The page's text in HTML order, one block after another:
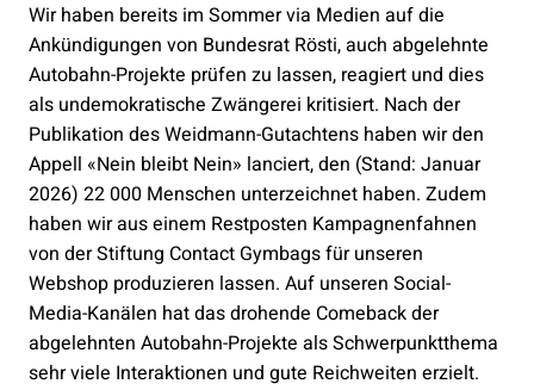
Wir haben bereits im Sommer via Medien auf die
Ankündigungen von Bundesrat Rösti, auch abgelehnte
Autobahn-Projekte prüfen zu lassen, reagiert und dies
als undemokratische Zwängerei kritisiert. Nach der
Publikation des Weidmann-Gutachtens haben wir den
Appell «Nein bleibt Nein» lanciert, den (Stand: Januar
2026) 22 000 Menschen unterzeichnet haben. Zudem
haben wir aus einem Restposten Kampagnenfahnen
von der Stiftung Contact Gymbags für unseren
Webshop produzieren lassen. Auf unseren Social-
Media-Kanälen hat das drohende Comeback der
abgelehnten Autobahn-Projekte als Schwerpunktthema
sehr viele Interaktionen und gute Reichweiten erzielt.